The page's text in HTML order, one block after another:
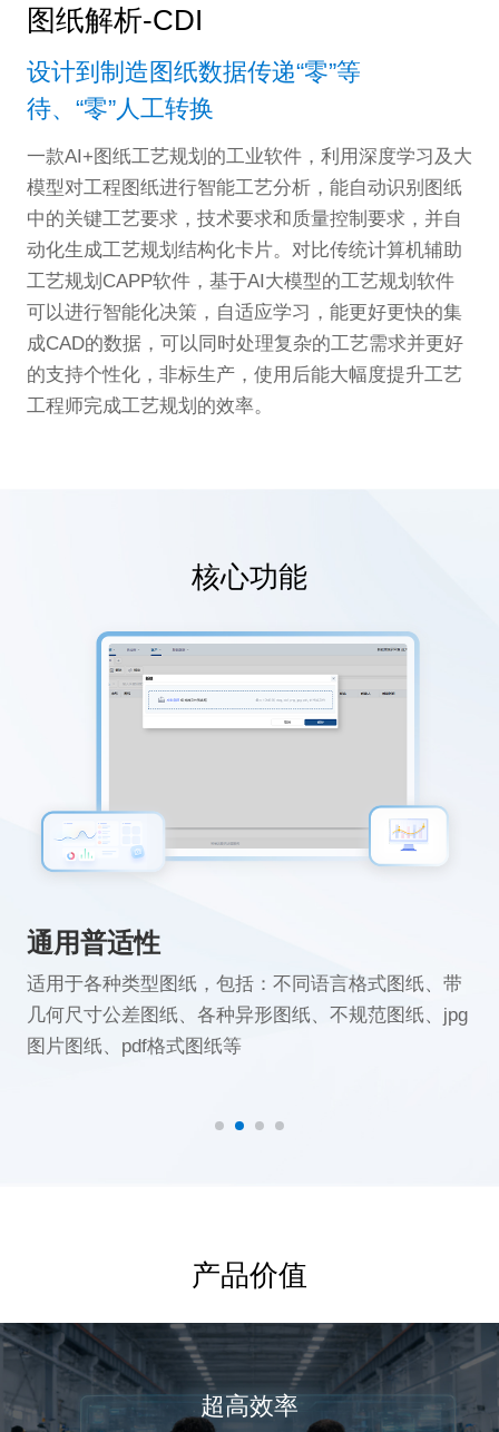
图纸解析-CDI
设计到制造图纸数据传递“零”等
待、“零”人工转换
一款AI+图纸工艺规划的工业软件，利用深度学习及大
模型对工程图纸进行智能工艺分析，能自动识别图纸
中的关键工艺要求，技术要求和质量控制要求，并自
动化生成工艺规划结构化卡片。对比传统计算机辅助
工艺规划CAPP软件，基于AI大模型的工艺规划软件
可以进行智能化决策，自适应学习，能更好更快的集
成CAD的数据，可以同时处理复杂的工艺需求并更好
的支持个性化，非标生产，使用后能大幅度提升工艺
工程师完成工艺规划的效率。
核心功能
通用普适性
适用于各种类型图纸，包括：不同语言格式图纸、带
几何尺寸公差图纸、各种异形图纸、不规范图纸、jpg
图片图纸、pdf格式图纸等
产品价值
超高效率